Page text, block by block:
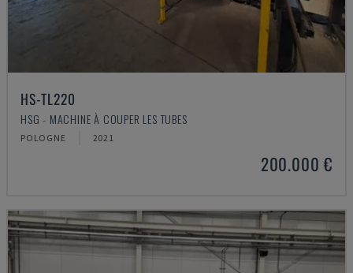
HS-TL220
HSG - MACHINE À COUPER LES TUBES
POLOGNE 2021
200.000 €